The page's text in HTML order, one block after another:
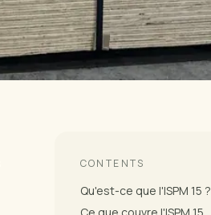
CONTENTS
Qu'est-ce que l'ISPM 15 ?